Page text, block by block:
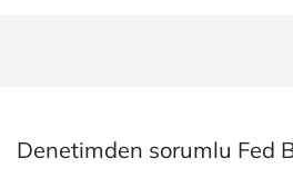
Denetimden sorumlu Fed